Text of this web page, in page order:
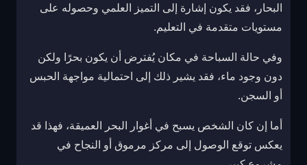
البحار، فقد يكون إشارة إلى التميز العلمي وحصوله على
مستويات متقدمة في التعليم.
وفي حالة السباحة في مكان يُفترض أن يكون بحرًا ولكن
دون وجود ماء، فقد يشير ذلك إلى احتمالية مواجهة الحبس
أو السجن.
أما إن كان الشخص يسبح في أغوار البحر العميقة، فهذا قد
يعكس توقع الوصول إلى مركز مرموق أو النجاح في